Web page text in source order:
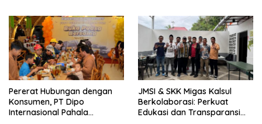
Pererat Hubungan dengan
Konsumen, PT Dipo
Internasional Pahala
JMSI & SKK Migas Kalsul
Berkolaborasi: Perkuat
Edukasi dan Transparansi